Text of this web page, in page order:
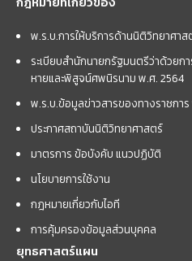
พ.ร.บ.การให้บริการด้านนิติวิทยาศา
ระเบียบสำนักนายกรัฐมนตรีว่าด้วย
หายและพิสูจน์ศพนิรนาม พ.ศ. 2564
พ.ร.บ.ข้อมูลข่าวสารของทางราชกา
ประกาศสถาบันนิติวิทยาศาสตร์
มาตรการ ข้อบังคับ แนวปฏิบัติ
นโยบายการใช้งาน
กฎหมายเกี่ยวกับไอที
การคุ้มครองข้อมูลส่วนบุคคล
ยุทธศาสตร์แผน